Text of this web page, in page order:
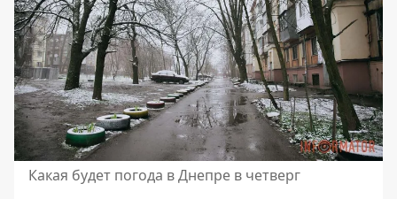
Какая будет погода в Днепре в четверг